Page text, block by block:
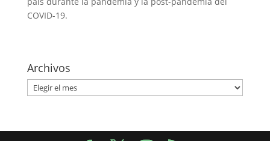
COVID-19.
Archivos
Archivos